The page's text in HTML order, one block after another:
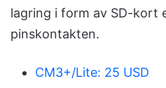
lagring i form av SD-kort
pinskontakten.
CM3+/Lite: 25 USD